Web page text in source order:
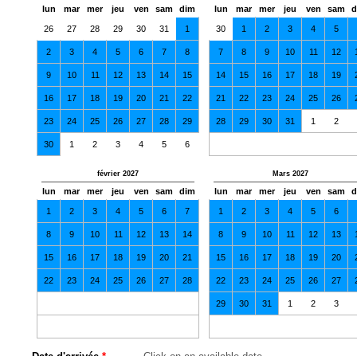
lun mar mer jeu ven sam dim
26 27 28 29 30 31 1
2 3 4 5 6 7 8
9 10 11 12 13 14 15
16 17 18 19 20 21 22
23 24 25 26 27 28 29
30 1 2 3 4 5 6
lun mar mer jeu ven sam
30 1 2 3 4 5
7 8 9 10 11 12
14 15 16 17 18 19
21 22 23 24 25 26
28 29 30 31 1 2
février 2027
lun mar mer jeu ven sam dim
1 2 3 4 5 6 7
8 9 10 11 12 13 14
15 16 17 18 19 20 21
22 23 24 25 26 27 28
Mars 2027
lun mar mer jeu ven sam
1 2 3 4 5 6
8 9 10 11 12 13
15 16 17 18 19 20
22 23 24 25 26 27
29 30 31 1 2 3